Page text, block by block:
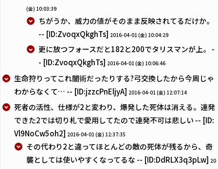
(金) 10:03:39
ちがうか、威力の値がそのまま反映されてるだけか。
-- [ID:ZvoqxQkghTs] 2016-04-01 (金) 10:04:29
更に放つフォースだと182と200でタリスマンが上。 -
- [ID:ZvoqxQkghTs] 2016-04-01 (金) 10:06:46
生命狩りってこれ闇術だったりする?弓交換したから今周じゃ
わからなくて… -- [ID:jzzcPnEljyA] 2016-04-01 (金) 12:07:14
死者の活性、仕様が2と変わり、爆発した死体は消える。連発
できた2では切り札で愛用してたので連発不可は悲しい -- [ID:
Vl9NoCw5oh2] 2016-04-01 (金) 12:37:35
その代わり2と違ってほとんどの敵の死体が残るから、奇
襲としては使いやすくなってるな -- [ID:DdRLX3q3pLw] 20